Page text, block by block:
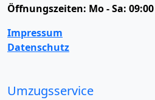
Öffnungszeiten: Mo - Sa:
Impressum
Datenschutz
Umzugsservice